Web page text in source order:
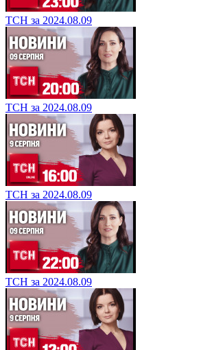
ТСН за 2024.08.09
ТСН за 2024.08.09
ТСН за 2024.08.09
ТСН за 2024.08.09